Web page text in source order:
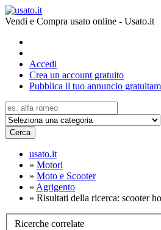
Vendi e Compra usato online - Usato.it
Accedi
Crea un account gratuito
Pubblica il tuo annuncio
Cerca
usato.it
» Motori
» Moto e Scooter
» Agrigento
» Risultati della ricerca: scooter
Ricerche correlate